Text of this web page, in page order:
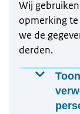
Wij
opmerking
we de
derden.